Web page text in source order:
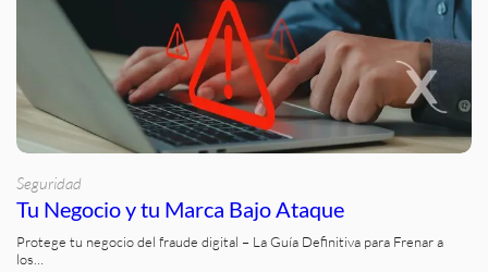
Seguridad
Tu Negocio y tu Marca Bajo Ataque
Protege tu negocio del fraude digital – La Guía Definitiva para Frenar a
los…